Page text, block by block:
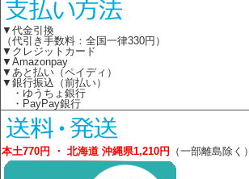
▼代金引換
（代引き手数料：全国一律330円）
▼クレジットカード
▼Amazonpay
▼あと払い（ペイディ）
▼銀行振込（前払い）
・ゆうちょ銀行
・PayPay銀行
本土770円 ・ 北海道 沖縄県1,210円 （一部離島除く）